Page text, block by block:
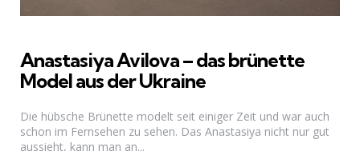
Anastasiya Avilova – das brünette
Model aus der Ukraine
Die hübsche Brünette modelt seit einiger Zeit und war auch
schon im Fernsehen zu sehen. Das Anastasiya nicht nur gut
aussieht, kann man an...